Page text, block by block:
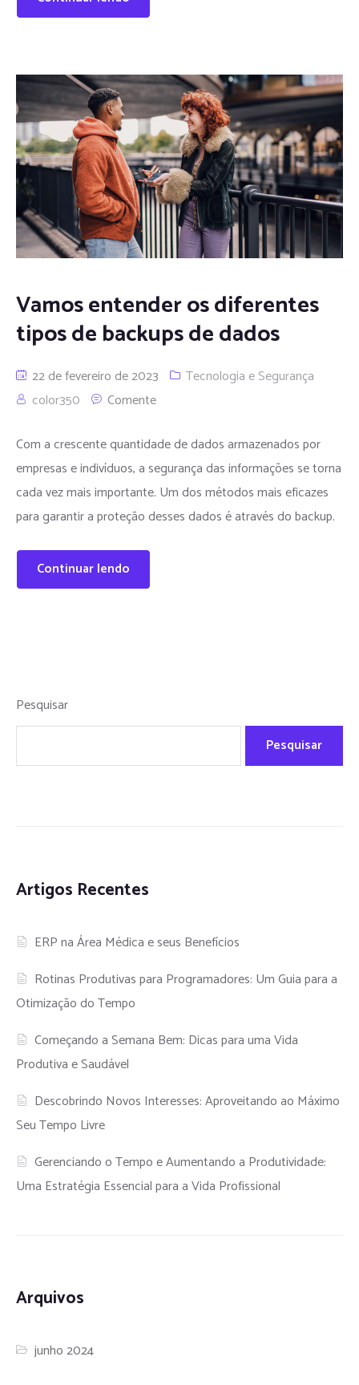
Vamos entender os diferentes
tipos de backups de dados
22 de fevereiro de 2023
Tecnologia e Segurança
color350
Comente
Com a crescente quantidade de dados armazenados por
empresas e indivíduos, a segurança das informações se torna
cada vez mais importante. Um dos métodos mais eficazes
para garantir a proteção desses dados é através do backup.
Continuar lendo
Pesquisar
Pesquisar
Artigos Recentes
ERP na Área Médica e seus Benefícios
Rotinas Produtivas para Programadores: Um Guia para a
Otimização do Tempo
Começando a Semana Bem: Dicas para uma Vida
Produtiva e Saudável
Descobrindo Novos Interesses: Aproveitando ao Máximo
Seu Tempo Livre
Gerenciando o Tempo e Aumentando a Produtividade:
Uma Estratégia Essencial para a Vida Profissional
Arquivos
junho 2024